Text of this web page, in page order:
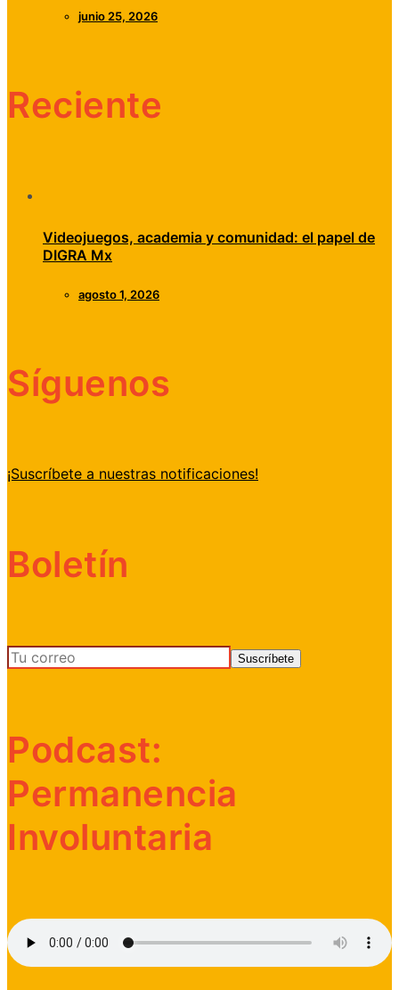
junio 25, 2026
Reciente
Videojuegos, academia y comunidad: el papel de
DIGRA Mx
agosto 1, 2026
Síguenos
¡Suscríbete a nuestras notificaciones!
Boletín
Podcast:
Permanencia
Involuntaria